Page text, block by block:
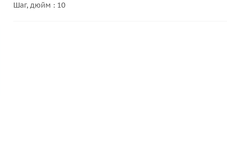
Шаг, дюйм : 10